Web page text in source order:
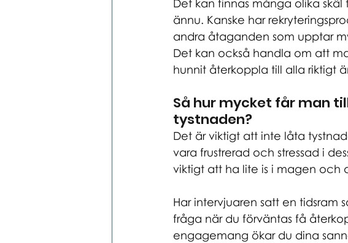
Det kan finnas många olika
ännu. Kanske har
andra åtaganden som upptar
Det kan också handla om att
hunnit återkoppla till alla riktigt
Så hur mycket får man
tystnaden?
Det är viktigt att inte låta
vara frustrerad och stressad i
viktigt att ha lite is i magen och
Har intervjuaren satt en
fråga när du förväntas få
engagemang ökar du dina